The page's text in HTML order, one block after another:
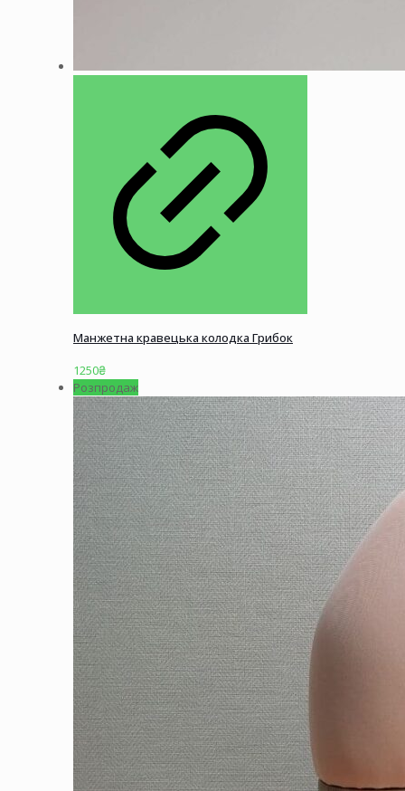
Манжетна кравецька колодка Грибок
1250₴
Розпродаж